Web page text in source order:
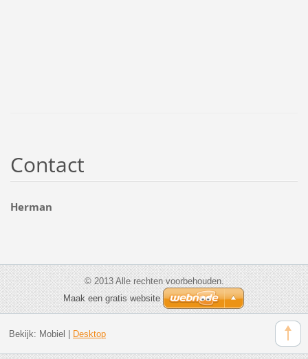
Contact
Herman
© 2013 Alle rechten voorbehouden.
Maak een gratis website
Bekijk: Mobiel Desktop